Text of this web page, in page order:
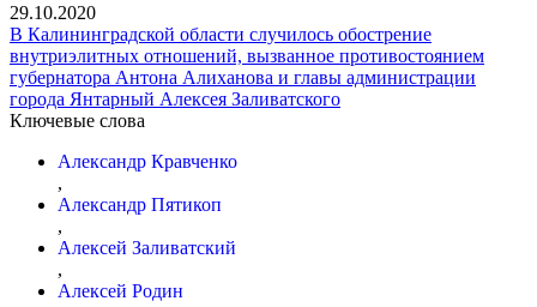
29.10.2020
В Калининградской области случилось обострение
внутриэлитных отношений, вызванное противостоянием
губернатора Антона Алиханова и главы администрации
города Янтарный Алексея Заливатского
Ключевые слова
Александр Кравченко
,
Александр Пятикоп
,
Алексей Заливатский
,
Алексей Родин